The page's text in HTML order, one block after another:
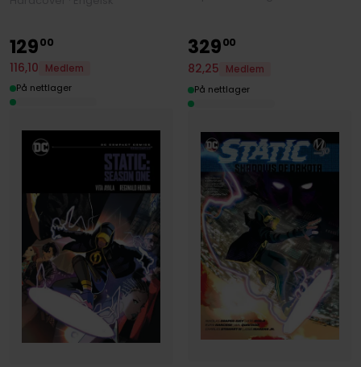
12900
116,10
Medlem
På nettlager
32900
82,25
Medlem
På nettlager